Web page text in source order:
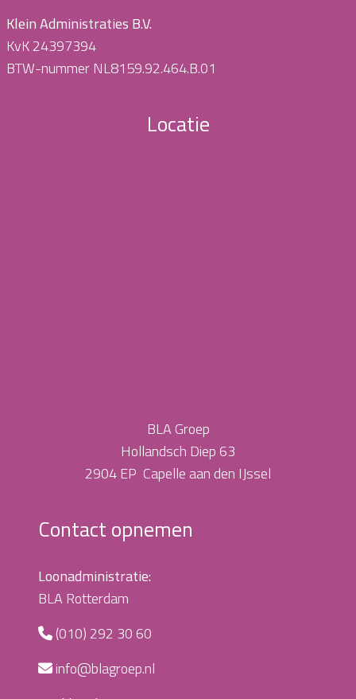
Klein Administraties B.V.
KvK 24397394
BTW-nummer NL8159.92.464.B.01
Locatie
BLA Groep
Hollandsch Diep 63
2904 EP Capelle aan den IJssel
Contact opnemen
Loonadministratie:
BLA Rotterdam
(010) 292 30 60
info@blagroep.nl